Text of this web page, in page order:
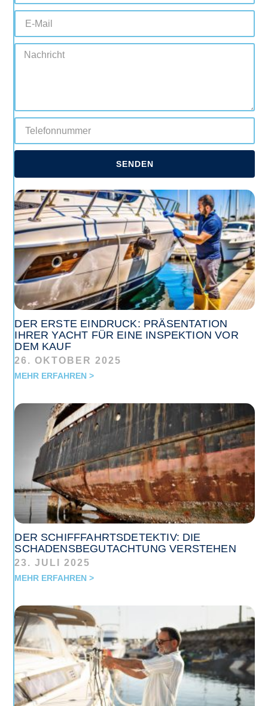
SENDEN
DER ERSTE EINDRUCK: PRÄSENTATION
IHRER YACHT FÜR EINE INSPEKTION VOR
DEM KAUF
26. OKTOBER 2025
MEHR ERFAHREN >
DER SCHIFFFAHRTSDETEKTIV: DIE
SCHADENSBEGUTACHTUNG VERSTEHEN
23. JULI 2025
MEHR ERFAHREN >